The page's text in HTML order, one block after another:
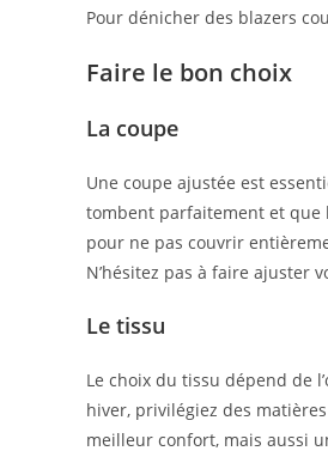
Pour dénicher des blazers
Faire le bon choix
La coupe
Une coupe ajustée est
tombent parfaitement et que
pour ne pas couvrir
N’hésitez pas à faire ajuster
Le tissu
Le choix du tissu dépend de
hiver, privilégiez des
meilleur confort, mais aussi